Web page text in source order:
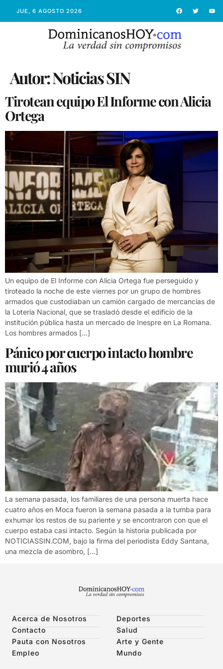
JUE, 6 AGOSTO 2026
Autor:Noticias SIN
Tirotean equipo El Informe con Alicia
Ortega
Un equipo de El Informe con Alicia Ortega fue perseguido y
tiroteado la noche de este viernes por un grupo de hombres
armados que custodiaban un camión cargado de mercancías de
la Lotería Nacional, que se trasladó desde el edificio de la
institución pública hasta un mercado de Inespre en La Romana.
Los hombres armados […]
Pánico por cuerpo intacto hombre
murió 4 años
La semana pasada, los familiares de una persona muerta hace
cuatro años en Moca fueron la semana pasada a la tumba para
exhumar los restos de su pariente y se encontraron con que el
cuerpo estaba casi intacto. Según la historia publicada por
NOTICIASSIN.COM, bajo la firma del periodista Eddy Santana,
una mezcla de asombro, […]
Acerca de Nosotros
Contacto
Pauta con Nosotros
Empleo
Deportes
Salud
Arte y Gente
Mundo